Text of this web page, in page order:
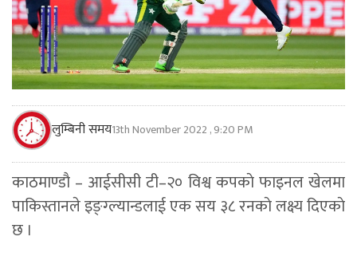
लुम्बिनी समय13th November 2022 , 9:20 PM
काठमाण्डाै – आईसीसी टी–२० विश्व कपकाे फाइनल खेलमा
पाकिस्तानले इङ्ग्ल्यान्डलाई एक सय ३८ रनकाे लक्ष्य दिएकाे
छ ।